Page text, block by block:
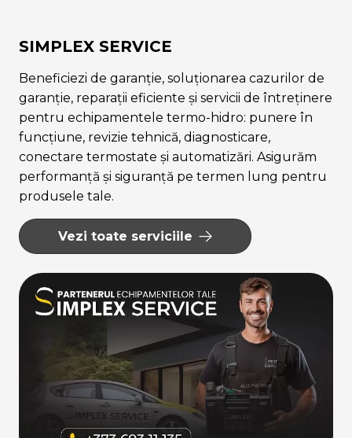
SIMPLEX SERVICE
Beneficiezi de garanție, soluționarea cazurilor de
garanție, reparații eficiente și servicii de întreținere
pentru echipamentele termo-hidro: punere în
funcțiune, revizie tehnică, diagnosticare,
conectare termostate și automatizări. Asigurăm
performanță și siguranță pe termen lung pentru
produsele tale.
Vezi toate serviciile